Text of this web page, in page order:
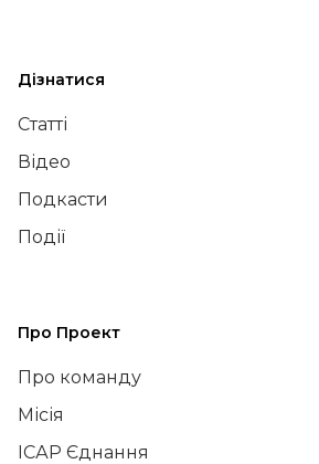
Дізнатися
Статті
Відео
Подкасти
Події
Про Проект
Про команду
Місія
ІСАР Єднання